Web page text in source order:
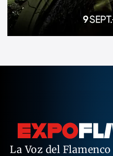
La Voz del